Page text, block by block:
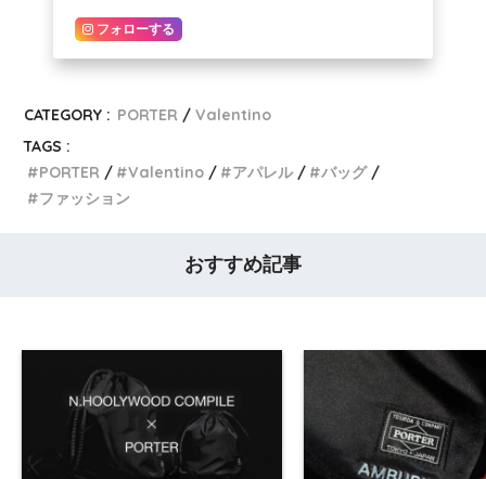
フォローする
CATEGORY : PORTER
Valentino
TAGS :
PORTER
Valentino アパレル
バッグ
ファッション
おすすめ記事